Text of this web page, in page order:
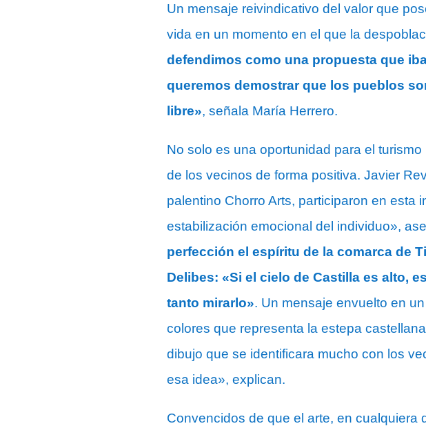
Un mensaje reivindicativo del valor que
vida en un momento en el que la
defendimos como una propuesta que
queremos demostrar que los pueblos
libre», señala María Herrero.
No solo es una oportunidad para el
de los vecinos de forma positiva. Javier
palentino Chorro Arts, participaron en esta
estabilización emocional del individuo»,
perfección el espíritu de la comarca de
Delibes: «Si el cielo de Castilla es alto,
tanto mirarlo». Un mensaje envuelto en
colores que representa la estepa
dibujo que se identificara mucho con los
esa idea», explican.
Convencidos de que el arte, en cualquiera